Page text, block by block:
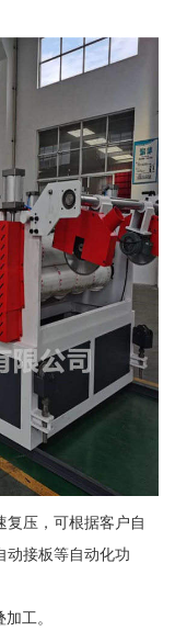
复压，可根据客户自
动接板等自动化功
工。